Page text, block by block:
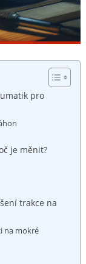
pro
je měnit?
trakce na
na mokré